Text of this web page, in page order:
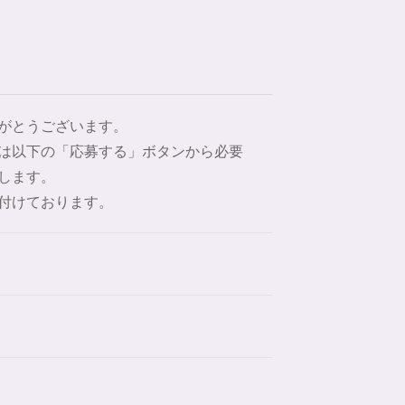
うございます。
以下の「応募する」ボタンから必要
す。
ております。